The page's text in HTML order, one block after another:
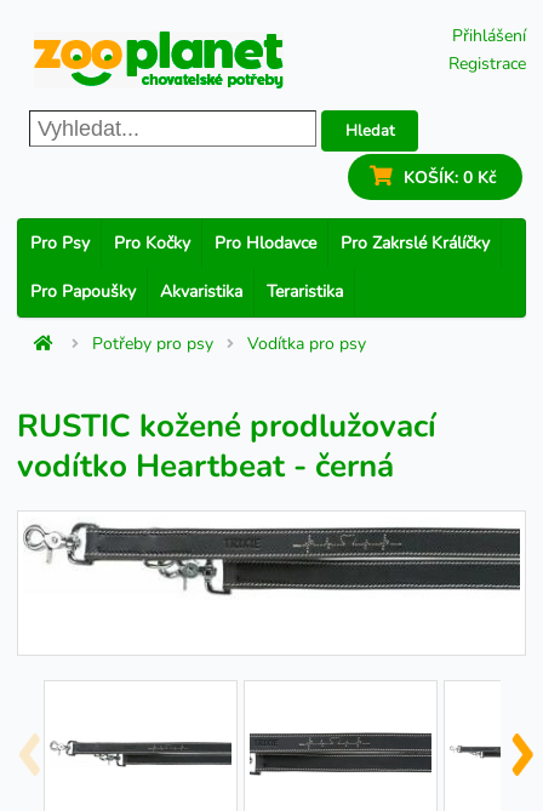
Přihlášení
Registrace
Hledat
KOŠÍK: 0 Kč
Pro Psy Pro Kočky Pro Hlodavce Pro Zakrslé Králíčky
Pro Papoušky Akvaristika Teraristika
Potřeby pro psy Vodítka pro psy
RUSTIC kožené prodlužovací
vodítko Heartbeat - černá